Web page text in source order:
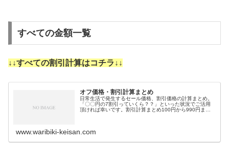
すべての金額一覧
↓↓すべての割引計算はコチラ↓↓
オフ価格・割引計算まとめ
日常生活で発生するセール価格、割引価格の計算まとめ。
「〇〇円の7割引っていくら？？」といった状況でご活用
頂ければ幸いです。割引計算まとめ100円から990円まで
www.waribiki-keisan.com